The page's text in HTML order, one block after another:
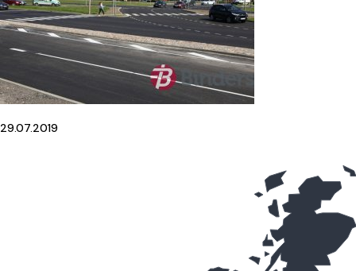
29.07.2019